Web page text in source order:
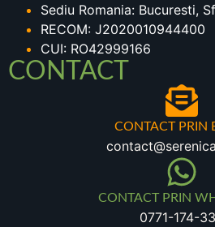
Sediu Romania: Bucuresti,
RECOM: J2020010944400
CUI: RO42999166
CONTACT
CONTACT PRIN
CONTACT PRIN
0771-174-